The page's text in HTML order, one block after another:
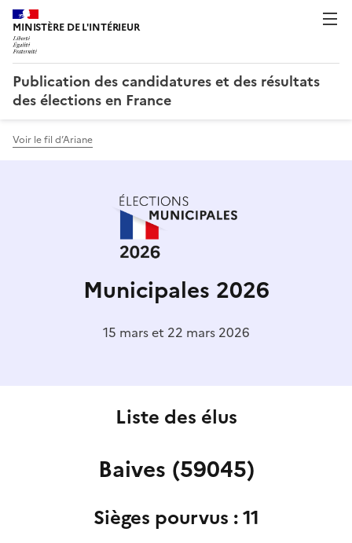
MINISTÈRE DE L'INTÉRIEUR
Publication des candidatures et des résultats
des élections en France
Voir le fil d’Ariane
Municipales 2026
15 mars et 22 mars 2026
Liste des élus
Baives (59045)
Sièges pourvus : 11